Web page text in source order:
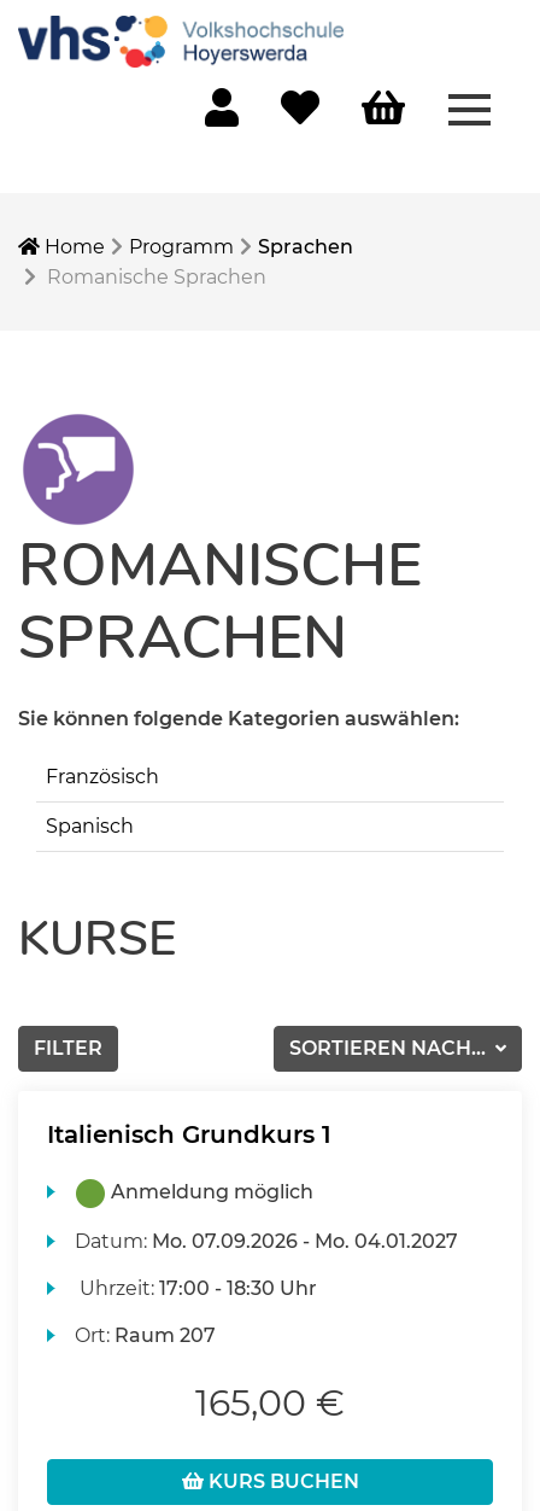
Home Programm
Sprachen
Romanische Sprachen
ROMANISCHE
SPRACHEN
Sie können folgende Kategorien auswählen:
Französisch
Spanisch
KURSE
SORTIEREN NACH...
FILTER
Italienisch Grundkurs 1
Anmeldung möglich
Datum: Mo. 07.09.2026 - Mo. 04.01.2027
Uhrzeit:17:00 - 18:30 Uhr
Ort: Raum 207
165,00 €
KURS BUCHEN